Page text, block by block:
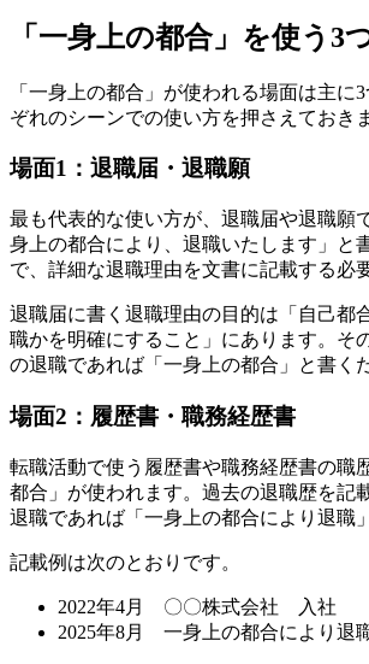
「一身上の都合」を使う3
「一身上の都合」が使われる場面は主に
ぞれのシーンでの使い方を押さえておき
場面1：退職届・退職願
最も代表的な使い方が、退職届や退職願
身上の都合により、退職いたします」と
で、詳細な退職理由を文書に記載する必
退職届に書く退職理由の目的は「自己都
職かを明確にすること」にあります。そ
の退職であれば「一身上の都合」と書く
場面2：履歴書・職務経歴書
転職活動で使う履歴書や職務経歴書の職
都合」が使われます。過去の退職歴を記
退職であれば「一身上の都合により退職
記載例は次のとおりです。
2022年4月 〇〇株式会社 入社
2025年8月 一身上の都合により退